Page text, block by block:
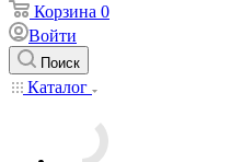
Корзина 0
Войти
Поиск
Каталог